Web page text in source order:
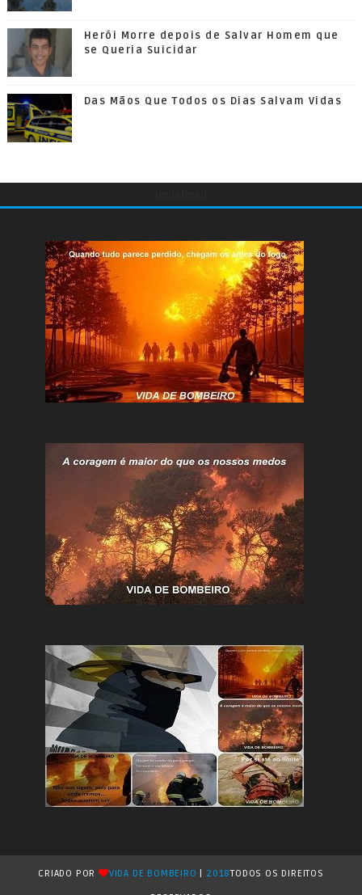
Herói Morre depois de Salvar Homem que
se Queria Suicidar
Das Mãos Que Todos os Dias Salvam Vidas
CRIADO POR VIDA DE BOMBEIRO 2018TODOS OS DIREITOS